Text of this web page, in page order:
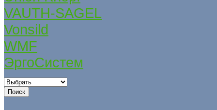
VAUTH-SAGEL
Vonsild
WMF
ЭргоСистем